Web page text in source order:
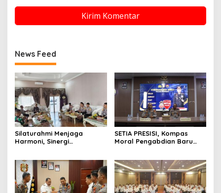
News Feed
Silaturahmi Menjaga
Harmoni, Sinergi
SETIA PRESISI, Kompas
Moral Pengabdian Baru